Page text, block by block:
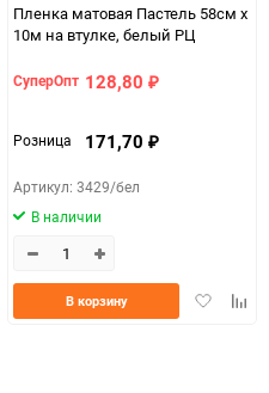
Пленка матовая Пастель 58см х
10м на втулке, белый РЦ
СуперОпт 128,80 ₽
Розница 171,70 ₽
Артикул: 3429/бел
В наличии
Добавить
В корзину